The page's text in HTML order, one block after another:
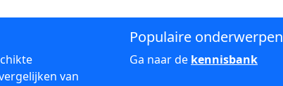
van
Populaire onderwerpen
Ga naar de kennisbank